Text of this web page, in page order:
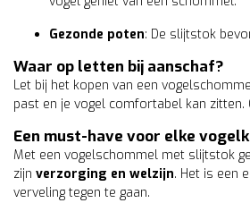
Gezonde poten: De slijtstok
Waar op letten bij aanschaf?
Let bij het kopen van een
past en je vogel comfortabel kan
Een must-have voor elke
Met een vogelschommel met slijtstok
zijn verzorging en welzijn. Het is een
verveling tegen te gaan.